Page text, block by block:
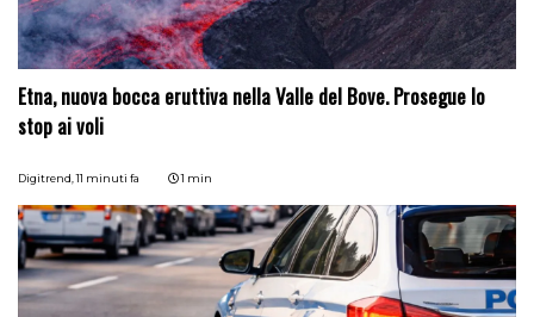
Etna, nuova bocca eruttiva nella Valle del Bove. Prosegue lo
stop ai voli
Digitrend,11 minuti fa 1 min